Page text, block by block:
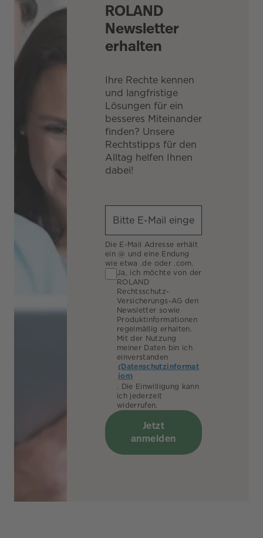
ROLAND
Newsletter
erhalten
Ihre Rechte kennen
und langfristige
Lösungen für ein
besseres Miteinander
finden? Unsere
Rechtstipps für den
Alltag helfen Ihnen
dabei!
Die E-Mail Adresse erhält
ein @ und eine Endung
wie etwa .de oder .com.
Ja, ich möchte von der
ROLAND
Rechtsschutz-
Versicherungs-AG den
Newsletter sowie
Produktinformationen
regelmäßig erhalten.
Mit der Nutzung
meiner Daten bin ich
einverstanden
(Datenschutzinformat
ion)
. Die Einwilligung kann
ich jederzeit
widerrufen.
Jetzt
anmelden